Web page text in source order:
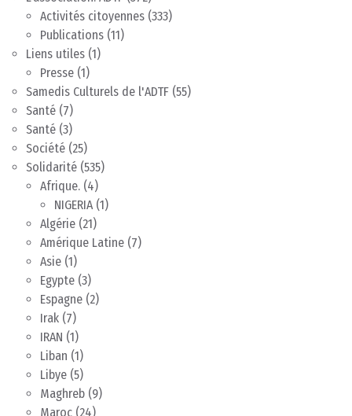
Activités citoyennes (333)
Publications (11)
Liens utiles (1)
Presse (1)
Samedis Culturels de l'ADTF (55)
Santé (7)
Santé (3)
Société (25)
Solidarité (535)
Afrique. (4)
NIGERIA(1)
Algérie (21)
Amérique Latine (7)
Asie (1)
Egypte (3)
Espagne (2)
Irak (7)
IRAN (1)
Liban (1)
Libye (5)
Maghreb (9)
Maroc (24)